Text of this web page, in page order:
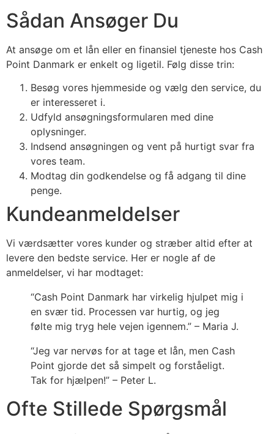
Sådan Ansøger Du
At ansøge om et lån eller en finansiel tjeneste hos Cash
Point Danmark er enkelt og ligetil. Følg disse trin:
Besøg vores hjemmeside og vælg den service, du
er interesseret i.
Udfyld ansøgningsformularen med dine
oplysninger.
Indsend ansøgningen og vent på hurtigt svar fra
vores team.
Modtag din godkendelse og få adgang til dine
penge.
Kundeanmeldelser
Vi værdsætter vores kunder og stræber altid efter at
levere den bedste service. Her er nogle af de
anmeldelser, vi har modtaget:
“Cash Point Danmark har virkelig hjulpet mig i
en svær tid. Processen var hurtig, og jeg
følte mig tryg hele vejen igennem.” – Maria J.
“Jeg var nervøs for at tage et lån, men Cash
Point gjorde det så simpelt og forståeligt.
Tak for hjælpen!” – Peter L.
Ofte Stillede Spørgsmål